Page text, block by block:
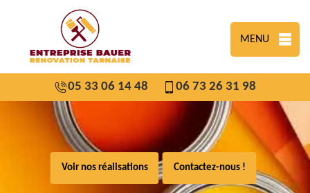
MENU
05 33 06 14 48 06 73 26 31 98
Voir nos réalisations Contactez-nous !